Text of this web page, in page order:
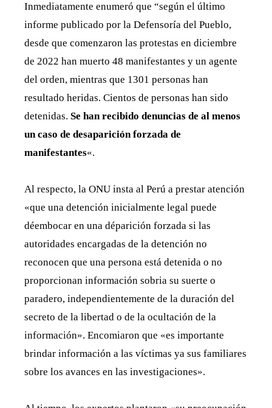
Inmediatamente enumeró que “según el último
informe publicado por la Defensoría del Pueblo,
desde que comenzaron las protestas en diciembre
de 2022 han muerto 48 manifestantes y un agente
del orden, mientras que 1301 personas han
resultado heridas. Cientos de personas han sido
detenidas. Se han recibido denuncias de al menos
un caso de desaparición forzada de
manifestantes«.
Al respecto, la ONU insta al Perú a prestar atención
«que una detención inicialmente legal puede
déembocar en una déparición forzada si las
autoridades encargadas de la detención no
reconocen que una persona está detenida o no
proporcionan información sobria su suerte o
paradero, independientemente de la duración del
secreto de la libertad o de la ocultación de la
información». Encomiaron que «es importante
brindar información a las víctimas ya sus familiares
sobre los avances en las investigaciones».